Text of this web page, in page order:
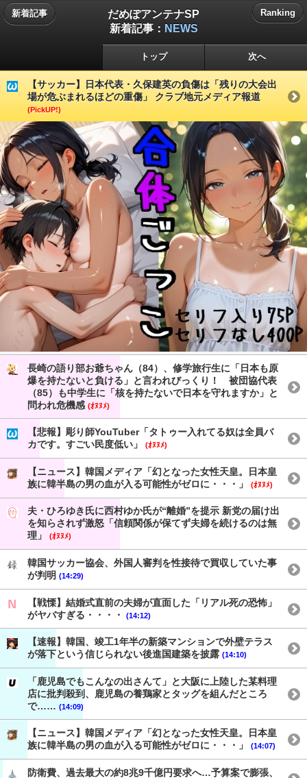
新着記事
だめぽアンテナSP
新着記事： NEWS
Ranking
トップ 次へ
【サッカー】日本代表・久保建英の負傷は「残りの大会出
場が危ぶまれるほどの重傷」 クラブ地元メディア報道
(PickUP!)
長崎の語り部お爺ちゃん（84）、修学旅行生に「日本も原
爆を持たないと負ける」と言われびっくり！ 被団協代表
（85）も中学生に「核を持たないで日本を守れますか」と
問われ危機感 (ｵﾇﾇﾒ)
【悲報】彫り師YouTuber「タトゥー入れてる奴は全員バ
カです。すごい民度低い」
(ｵﾇﾇﾒ)
【ニュース】韓国メディア「幻となった女性天皇。日本皇
族に韓半島の男の血が入る可能性がゼロに・・・」
(ｵﾇﾇﾒ)
夫・ひろゆき氏に西村ゆか氏が“離婚”を提示 新党の届け出
を知らされず激怒「信頼関係が保てず夫婦を続けるのは無
理」
(ｵﾇﾇﾒ)
韓国サッカー協会、外国人審判を性接待で買収していた事
が判明 (14:29)
【戦慄】結婚式直前の夫婦が直面した「リアル死の恐怖」
がヤバすぎる・・・・
(14:12)
【速報】韓国、竣工1年半の新築マンションで外壁テラス
が落下という信じられない後進国建築を披露 (14:10)
「鹿児島でもこんなの出さんて」と大阪に上陸した某料理
店に批判殺到、鹿児島の養鶏家とタッグを組んだところ
で…… (14:09)
【ニュース】韓国メディア「幻となった女性天皇。日本皇
族に韓半島の男の血が入る可能性がゼロに・・・」
(14:07)
防衛費、過去最大の約8兆9千億円要求へ…予算案で膨張、